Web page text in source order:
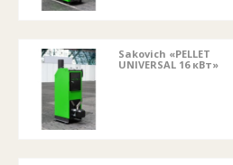
Sakovich «PELLET
UNIVERSAL 16 кВт»